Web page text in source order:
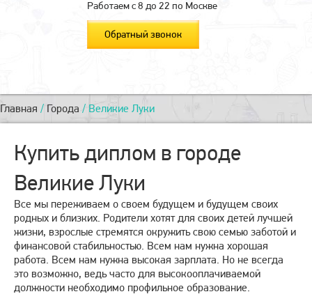
Работаем с 8 до 22 по Москве
Обратный звонок
Главная / Города / Великие Луки
Купить диплом в городе
Великие Луки
Все мы переживаем о своем будущем и будущем своих
родных и близких. Родители хотят для своих детей лучшей
жизни, взрослые стремятся окружить свою семью заботой и
финансовой стабильностью. Всем нам нужна хорошая
работа. Всем нам нужна высокая зарплата. Но не всегда
это возможно, ведь часто для высокооплачиваемой
должности необходимо профильное образование.